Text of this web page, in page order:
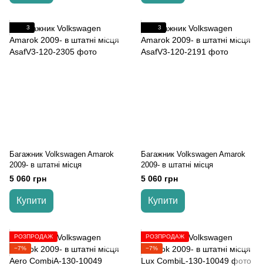
3
Багажник Volkswagen Amarok
2009- в штатні місця
5 060 грн
Купити
3
Багажник Volkswagen Amarok
2009- в штатні місця
5 060 грн
Купити
РОЗПРОДАЖ
−7%
РОЗПРОДАЖ
−7%